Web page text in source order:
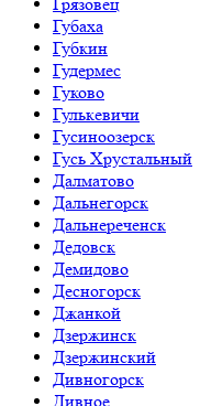
Губаха
Губкин
Гудермес
Гуково
Гулькевичи
Гусиноозерск
Гусь Хрустальный
Далматово
Дальнегорск
Дальнереченск
Дедовск
Демидово
Десногорск
Джанкой
Дзержинск
Дзержинский
Дивногорск
Дивное